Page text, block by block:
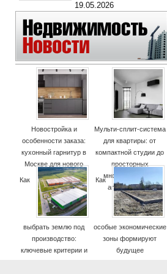
19.05.2026
Новостройка и
особенности заказа:
кухонный гарнитур в
Москве для нового
дома
Мульти-сплит-система
для квартиры: от
компактной студии до
просторных
многокомнатных
апартаментов
Как
выбрать землю под
производство:
ключевые критерии и
Как
особые экономические
зоны формируют
будущее